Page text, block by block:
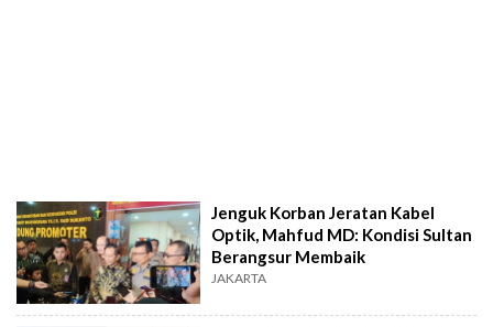
Jenguk Korban Jeratan Kabel
Optik, Mahfud MD: Kondisi Sultan
Berangsur Membaik
JAKARTA